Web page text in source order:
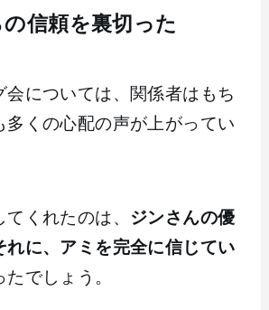
信頼を裏切った
会については、関係者はもち
多くの心配の声が上がってい
くれたのは、 ジンさんの優
れに、アミを完全に信じてい
たでしょう。